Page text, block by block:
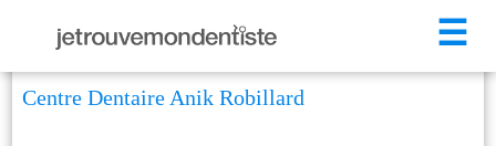
☰
Centre Dentaire Anik Robillard